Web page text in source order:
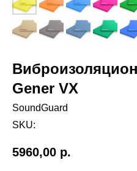
Gener VX
SoundGuard
SKU:
5960,00 р.